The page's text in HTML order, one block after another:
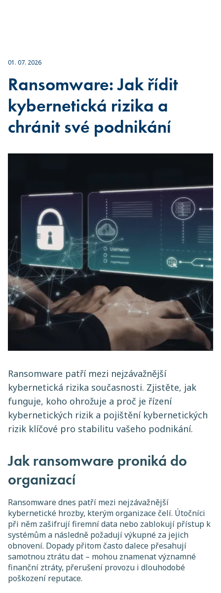
01. 07. 2026
Ransomware: Jak řídit
kybernetická rizika a
chránit své podnikání
Ransomware patří mezi nejzávažnější
kybernetická rizika současnosti. Zjistěte, jak
funguje, koho ohrožuje a proč je řízení
kybernetických rizik a pojištění kybernetických
rizik klíčové pro stabilitu vašeho podnikání.
Jak ransomware proniká do
organizací
Ransomware dnes patří mezi nejzávažnější
kybernetické hrozby, kterým organizace čelí. Útočníci
při něm zašifrují firemní data nebo zablokují přístup k
systémům a následně požadují výkupné za jejich
obnovení. Dopady přitom často dalece přesahují
samotnou ztrátu dat – mohou znamenat významné
finanční ztráty, přerušení provozu i dlouhodobé
poškození reputace.